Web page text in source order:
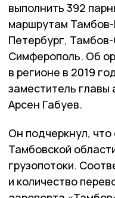
выполнить 392
маршрутам
Петербург,
Симферополь. Об
в регионе в 2019
заместитель
Арсен Габуев.
Он подчеркнул,
Тамбовской
грузопотоки.
и количество